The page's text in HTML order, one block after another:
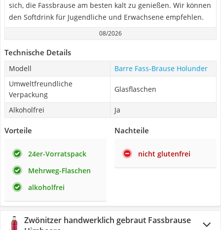
sich, die Fassbrause am besten kalt zu genießen. Wir können
den Softdrink für Jugendliche und Erwachsene empfehlen.
08/2026
Technische Details
Modell
Barre Fass-Brause Holunder
Umweltfreundliche
Verpackung
Glasflaschen
Alkoholfrei Ja
Vorteile
24er-Vorratspack
Mehrweg-Flaschen
alkoholfrei
Nachteile
nicht glutenfrei
Zwönitzer handwerklich gebraut Fassbrause